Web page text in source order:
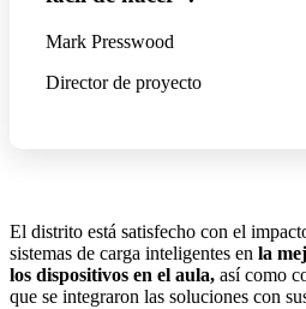
Mark Presswood
Director de proyecto
El distrito está satisfecho con el
sistemas de carga inteligentes en la
los dispositivos en el aula, así como
que se integraron las soluciones con